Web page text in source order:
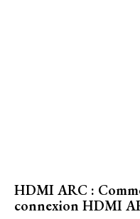
HDMI ARC :
connexion HDMI